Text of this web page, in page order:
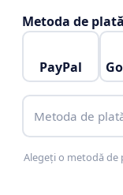
Metoda de plată
PayPal
Metoda de
Alegeți o metodă